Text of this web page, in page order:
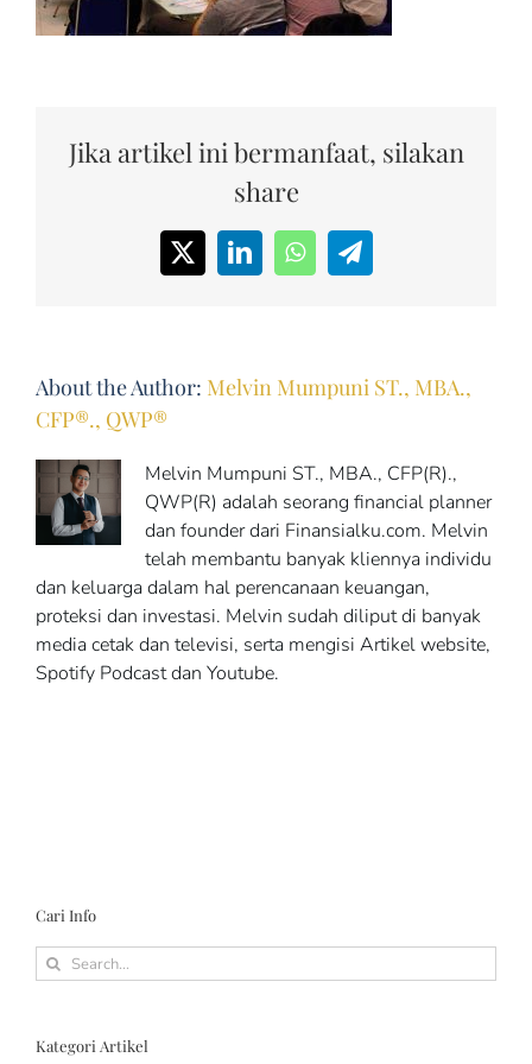
Jika artikel ini bermanfaat, silakan
share
X LinkedInWhatsAppTelegram
About the Author: Melvin Mumpuni ST., MBA.,
CFP®., QWP®
Melvin Mumpuni ST., MBA., CFP(R).,
QWP(R) adalah seorang financial planner
dan founder dari Finansialku.com. Melvin
telah membantu banyak kliennya individu
dan keluarga dalam hal perencanaan keuangan,
proteksi dan investasi. Melvin sudah diliput di banyak
media cetak dan televisi, serta mengisi Artikel website,
Spotify Podcast dan Youtube.
Cari Info
Search
for:
Kategori Artikel